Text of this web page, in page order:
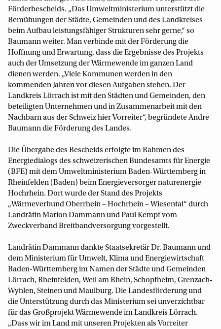
Förderbescheids. „Das Umweltministerium unterstützt die
Bemühungen der Städte, Gemeinden und des Landkreises
beim Aufbau leistungsfähiger Strukturen sehr gerne,“ so
Baumann weiter. Man verbinde mit der Förderung die
Hoffnung und Erwartung, dass die Ergebnisse des Projekts
auch der Umsetzung der Wärmewende im ganzen Land
dienen werden. „Viele Kommunen werden in den
kommenden Jahren vor diesen Aufgaben stehen. Der
Landkreis Lörrach ist mit den Städten und Gemeinden, den
beteiligten Unternehmen und in Zusammenarbeit mit den
Nachbarn aus der Schweiz hier Vorreiter“, begründete Andre
Baumann die Förderung des Landes.
Die Übergabe des Bescheids erfolgte im Rahmen des
Energiedialogs des schweizerischen Bundesamts für Energie
(BFE) mit dem Umweltministerium Baden-Württemberg in
Rheinfelden (Baden) beim Energieversorger naturenergie
Hochrhein. Dort wurde der Stand des Projekts
„Wärmeverbund Oberrhein – Hochrhein – Wiesental“ durch
Landrätin Marion Dammann und Paul Kempf vom
Zweckverband Breitbandversorgung vorgestellt.
Landrätin Dammann dankte Staatsekretär Dr. Baumann und
dem Ministerium für Umwelt, Klima und Energiewirtschaft
Baden-Württemberg im Namen der Städte und Gemeinden
Lörrach, Rheinfelden, Weil am Rhein, Schopfheim, Grenzach-
Wyhlen, Steinen und Maulburg. Die Landesförderung und
die Unterstützung durch das Ministerium sei unverzichtbar
für das Großprojekt Wärmewende im Landkreis Lörrach.
„Dass wir im Land mit unseren Projekten als Vorreiter